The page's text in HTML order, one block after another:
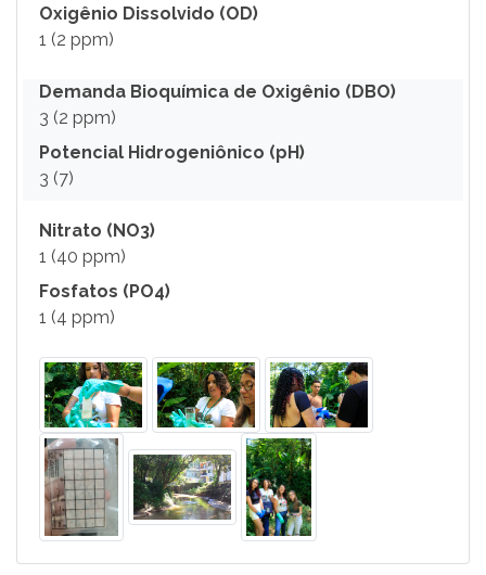
Oxigênio Dissolvido (OD)
1 (2 ppm)
Demanda Bioquímica de Oxigênio (DBO)
3 (2 ppm)
Potencial Hidrogeniônico (pH)
3 (7)
Nitrato (NO3)
1 (40 ppm)
Fosfatos (PO4)
1 (4 ppm)